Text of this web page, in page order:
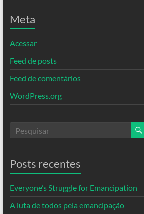
Meta
Acessar
Feed de posts
Feed de comentários
WordPress.org
Posts recentes
Everyone’s Struggle for Emancipation
A luta de todos pela emancipação